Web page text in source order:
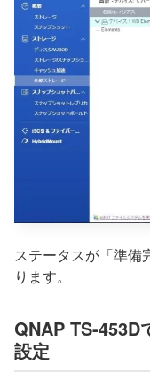
ステータスが「準備
ります。
QNAP TS-453D
設定